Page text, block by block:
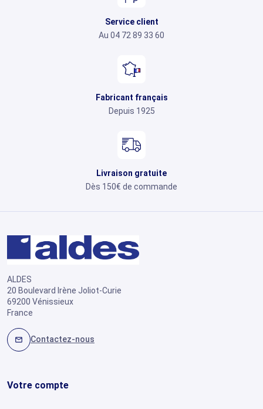
Service client
Au 04 72 89 33 60
Fabricant français
Depuis 1925
Livraison gratuite
Dès 150€ de commande
ALDES
20 Boulevard Irène Joliot-Curie
69200 Vénissieux
France
mail Contactez-nous
Votre compte